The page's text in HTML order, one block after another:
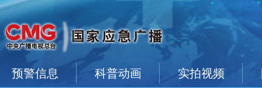
预警信息 科普动画 实拍视频